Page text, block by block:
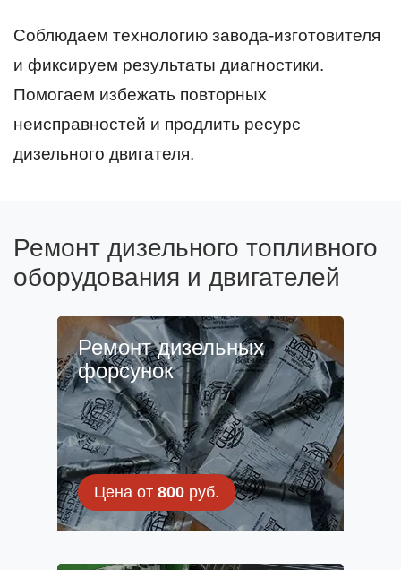
Соблюдаем технологию завода-изготовителя
и фиксируем результаты диагностики.
Помогаем избежать повторных
неисправностей и продлить ресурс
дизельного двигателя.
Ремонт дизельного топливного
оборудования и двигателей
Ремонт дизельных
форсунок
Цена от 800руб.